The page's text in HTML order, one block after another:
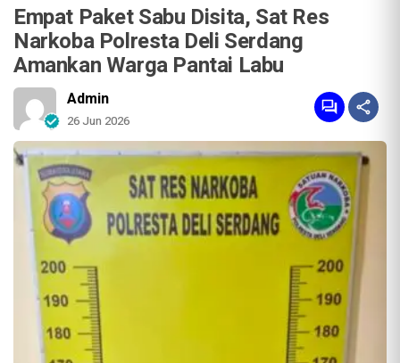
Empat Paket Sabu Disita, Sat Res
Narkoba Polresta Deli Serdang
Amankan Warga Pantai Labu
Admin
26 Jun 2026